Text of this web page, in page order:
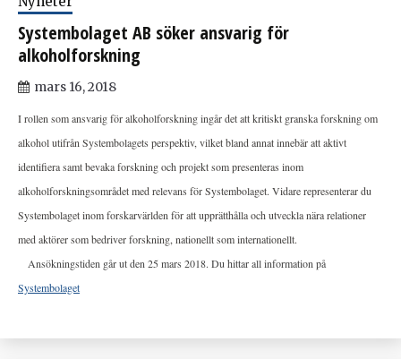
Systembolaget AB söker ansvarig för
alkoholforskning
mars 16, 2018
I rollen som ansvarig för alkoholforskning ingår det att kritiskt granska forskning om
alkohol utifrån Systembolagets perspektiv, vilket bland annat innebär att aktivt
identifiera samt bevaka forskning och projekt som presenteras inom
alkoholforskningsområdet med relevans för Systembolaget. Vidare representerar du
Systembolaget inom forskarvärlden för att upprätthålla och utveckla nära relationer
med aktörer som bedriver forskning, nationellt som internationellt.
Ansökningstiden går ut den 25 mars 2018. Du hittar all information på
Systembolaget